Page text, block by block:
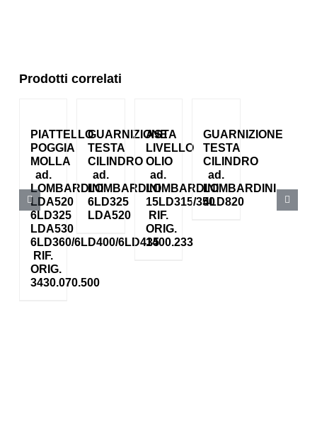
Prodotti correlati
PIATTELLO
POGGIA
MOLLA
ad.
LOMBARDINI
LDA520
6LD325
LDA530
6LD360/6LD400/6LD435
RIF.
ORIG.
3430.070.500
GUARNIZIONE
TESTA
CILINDRO
ad.
LOMBARDINI
6LD325
LDA520
ASTA
LIVELLO
OLIO
ad.
LOMBARDINI
15LD315/350
RIF.
ORIG.
1400.233
GUARNIZIONE
TESTA
CILINDRO
ad.
LOMBARDINI
4LD820